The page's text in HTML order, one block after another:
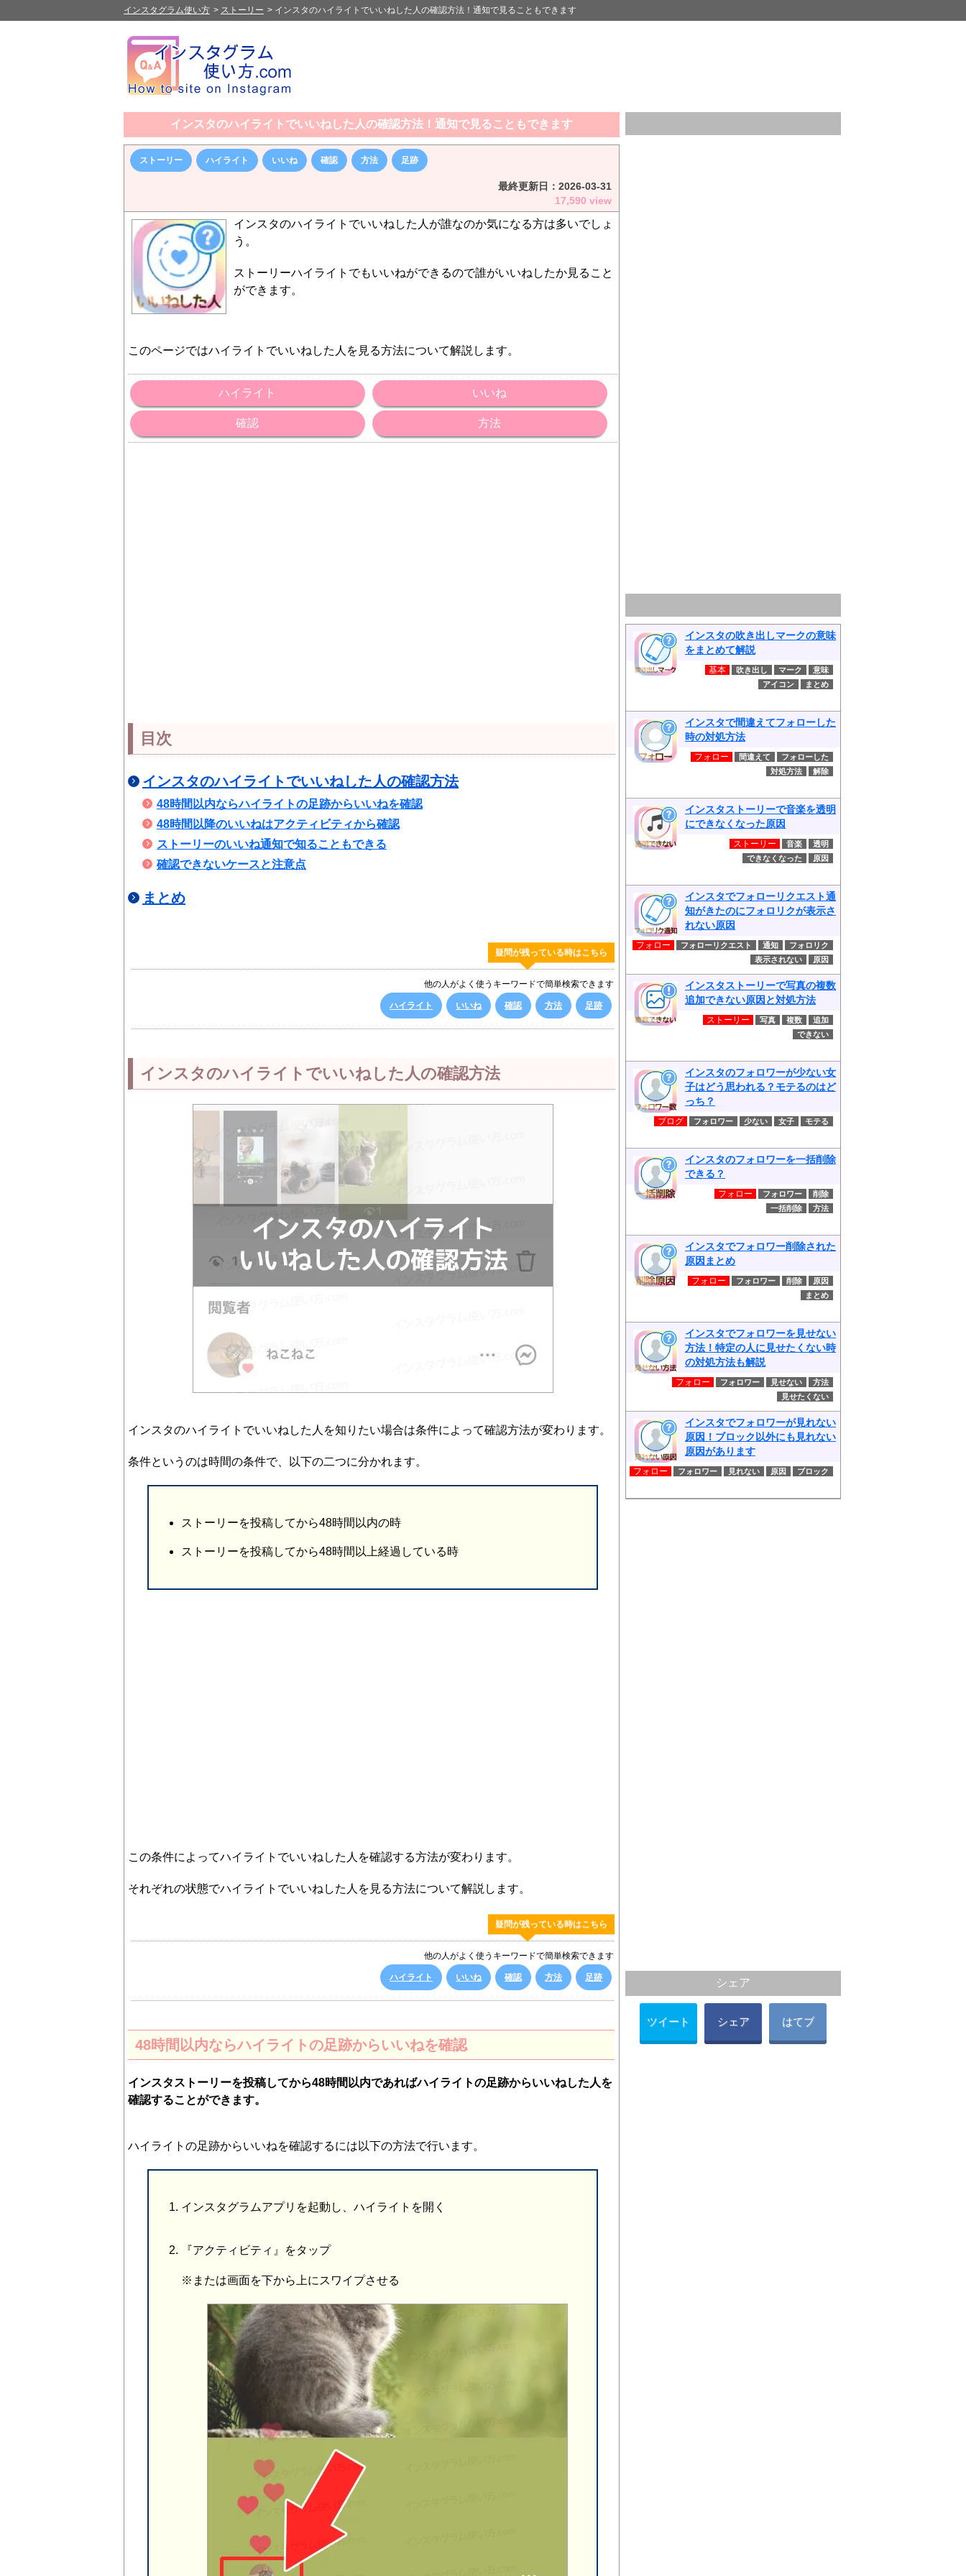
インスタグラム使い方 > ストーリー > インスタのハイライトでいいねした人の確認方法！通知で見ることもできます
インスタのハイライトでいいねした人の確認方法！通知で見ることもできます
ストーリー ハイライト いいね 確認 方法 足跡
最終更新日： 2026-03-31
17,590 view
インスタのハイライトでいいねした人が誰なのか気になる方は多いでしょ
う。
ストーリーハイライトでもいいねができるので誰がいいねしたか見ること
ができます。
このページではハイライトでいいねした人を見る方法について解説します。
ハイライト いいね
確認 方法
目次
インスタのハイライトでいいねした人の確認方法
48時間以内ならハイライトの足跡からいいねを確認
48時間以降のいいねはアクティビティから確認
ストーリーのいいね通知で知ることもできる
確認できないケースと注意点
まとめ
疑問が残っている時はこちら
他の人がよく使うキーワードで簡単検索できます
ハイライト いいね 確認 方法 足跡
インスタのハイライトでいいねした人の確認方法
インスタのハイライトでいいねした人を知りたい場合は条件によって確認方法が変わります。
条件というのは時間の条件で、以下の二つに分かれます。
ストーリーを投稿してから48時間以内の時
ストーリーを投稿してから48時間以上経過している時
この条件によってハイライトでいいねした人を確認する方法が変わります。
それぞれの状態でハイライトでいいねした人を見る方法について解説します。
疑問が残っている時はこちら
他の人がよく使うキーワードで簡単検索できます
ハイライト いいね 確認 方法 足跡
48時間以内ならハイライトの足跡からいいねを確認
インスタストーリーを投稿してから48時間以内であればハイライトの足跡からいいねした人を
確認することができます。
ハイライトの足跡からいいねを確認するには以下の方法で行います。
インスタグラムアプリを起動し、ハイライトを開く
『アクティビティ』をタップ
※または画面を下から上にスワイプさせる
インスタの吹き出しマークの意味
をまとめて解説
基本 吹き出し マーク
意味
アイコン
まとめ
インスタで間違えてフォローした
時の対処方法
フォロー 間違えて
フォローした
対処方法
解除
インスタストーリーで音楽を透明
にできなくなった原因
ストーリー 音楽
透明
できなくなった
原因
インスタでフォローリクエスト通
知がきたのにフォロリクが表示さ
れない原因
フォロー フォローリクエスト 通知
フォロリク
表示されない
原因
インスタストーリーで写真の複数
追加できない原因と対処方法
ストーリー 写真 複数
追加
できない
インスタのフォロワーが少ない女
子はどう思われる？モテるのはど
っち？
ブログ フォロワー 少ない 女子 モテる
インスタのフォロワーを一括削除
できる？
フォロー フォロワー
削除
一括削除
方法
インスタでフォロワー削除された
原因まとめ
フォロー フォロワー 削除
原因
まとめ
インスタでフォロワーを見せない
方法！特定の人に見せたくない時
の対処方法も解説
フォロー フォロワー 見せない
方法
見せたくない
インスタでフォロワーが見れない
原因！ブロック以外にも見れない
原因があります
フォロー フォロワー 見れない 原因 ブロック
シェア
ツイート シェア はてブ